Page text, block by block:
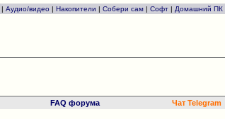
| Аудио/видео | Накопители | Собери сам | Софт | Домашний ПК
FAQ форума Чат Telegram